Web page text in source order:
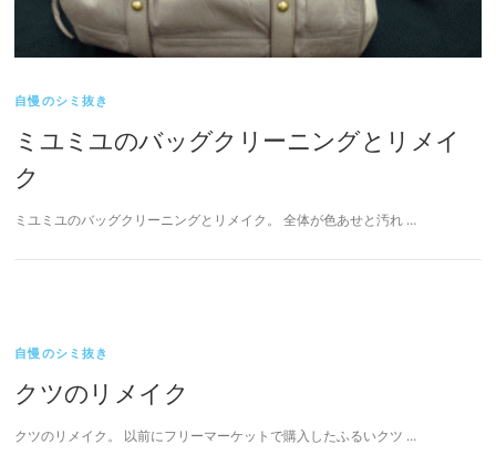
自慢のシミ抜き
ミユミユのバッグクリーニングとリメイ
ク
ミユミユのバッグクリーニングとリメイク。 全体が色あせと汚れ …
自慢のシミ抜き
クツのリメイク
クツのリメイク。 以前にフリーマーケットで購入したふるいクツ …